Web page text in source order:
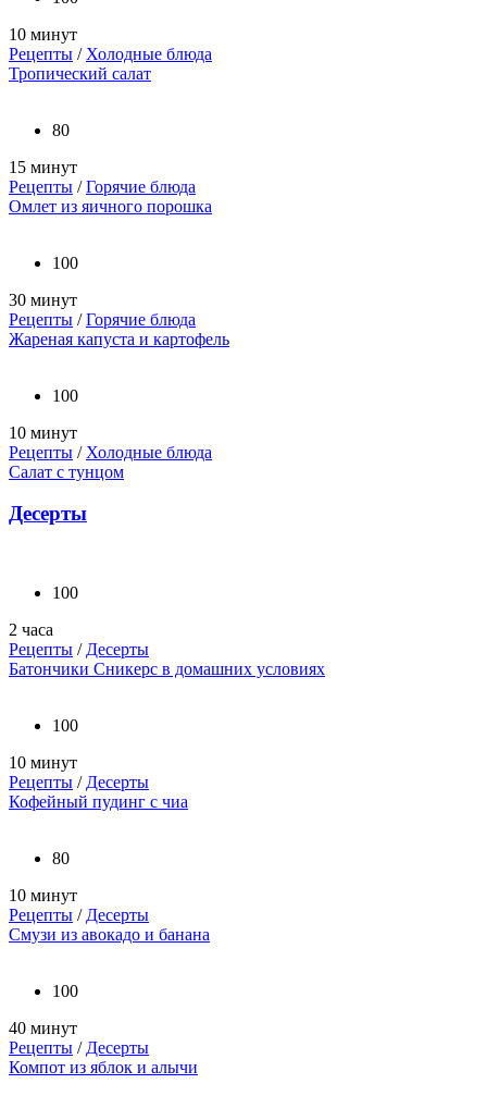
10 минут
Рецепты / Холодные блюда
Тропический салат
80
15 минут
Рецепты /Горячие блюда
Омлет из яичного порошка
100
30 минут
Рецепты /Горячие блюда
Жареная капуста и картофель
100
10 минут
Рецепты / Холодные блюда
Салат с тунцом
Десерты
100
2 часа
Рецепты / Десерты
Батончики Сникерс в домашних условиях
100
10 минут
Рецепты / Десерты
Кофейный пудинг с чиа
80
10 минут
Рецепты / Десерты
Смузи из авокадо и банана
100
40 минут
Рецепты / Десерты
Компот из яблок и алычи